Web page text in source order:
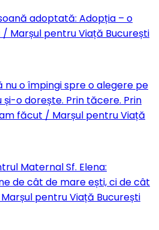
adoptată: Adopția – o
Marșul pentru Viață București
nu o împingi spre o alegere pe
și-o dorește. Prin tăcere. Prin
făcut / Marșul pentru Viață
Maternal Sf. Elena:
de cât de mare ești, ci de cât
pentru Viață București